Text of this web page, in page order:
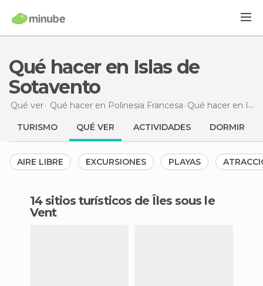
Qué hacer en Islas de
Sotavento
Qué ver Qué hacer en Polinesia Francesa Qué hacer en Islas de Sotavento
TURISMO QUÉ VER ACTIVIDADES DORMIR
AIRE LIBRE EXCURSIONES PLAYAS
14 sitios turísticos de Îles sous le
Vent